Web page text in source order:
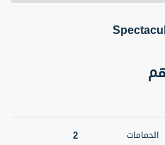
2BR Golf, Pool & Villa
3
مربع)
118.34 الحمامات 2